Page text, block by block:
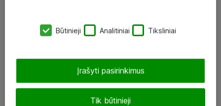
UAB „ATEA“
J. Rutkausko g. 6, Vilnius
Atea kontaktai
Būtinieji Analitiniai Tiksliniai
Tik būtinieji
Įrašyti pasirinkimus